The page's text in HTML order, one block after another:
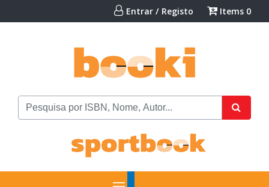
Entrar / Registo Items 0